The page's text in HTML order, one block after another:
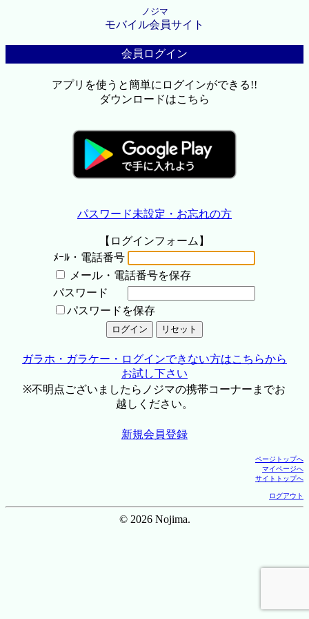
ノジマ
モバイル会員サイト
会員ログイン
アプリを使うと簡単にログインができる!!
ダウンロードはこちら
パスワード未設定・お忘れの方
【ログインフォーム】
ﾒｰﾙ・電話番号
メール・電話番号を保存
パスワード
パスワードを保存
ガラホ・ガラケー・ログインできない方はこちらから
お試し下さい
※不明点ございましたらノジマの携帯コーナーまでお
越しください。
新規会員登録
ページトップへ
マイページへ
サイトトップへ
ログアウト
© 2026 Nojima.